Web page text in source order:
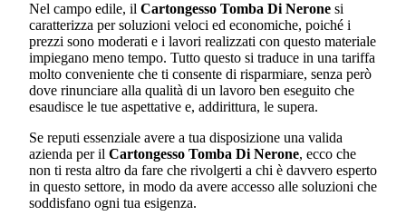
Nel campo edile, il Cartongesso Tomba Di Nerone si
caratterizza per soluzioni veloci ed economiche, poiché i
prezzi sono moderati e i lavori realizzati con questo materiale
impiegano meno tempo. Tutto questo si traduce in una tariffa
molto conveniente che ti consente di risparmiare, senza però
dove rinunciare alla qualità di un lavoro ben eseguito che
esaudisce le tue aspettative e, addirittura, le supera.
Se reputi essenziale avere a tua disposizione una valida
azienda per il Cartongesso Tomba Di Nerone, ecco che
non ti resta altro da fare che rivolgerti a chi è davvero esperto
in questo settore, in modo da avere accesso alle soluzioni che
soddisfano ogni tua esigenza.